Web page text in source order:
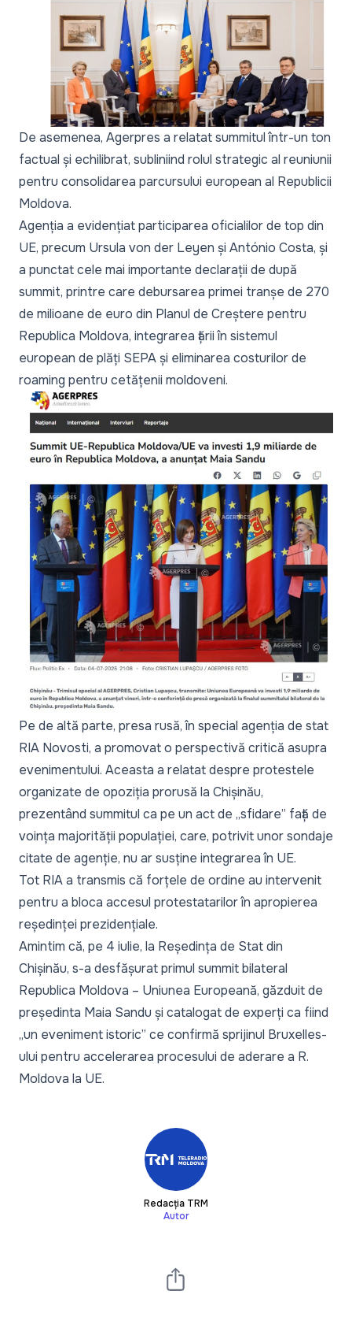
De asemenea, Agerpres a relatat summitul într-un ton
factual și echilibrat, subliniind rolul strategic al reuniunii
pentru consolidarea parcursului european al Republicii
Moldova.
Agenția a evidențiat participarea oficialilor de top din
UE, precum Ursula von der Leyen și António Costa, și
a punctat cele mai importante declarații de după
summit, printre care debursarea primei tranșe de 270
de milioane de euro din Planul de Creștere pentru
Republica Moldova, integrarea țării în sistemul
european de plăți SEPA și eliminarea costurilor de
roaming pentru cetățenii moldoveni.
Pe de altă parte, presa rusă, în special agenția de stat
RIA Novosti, a promovat o perspectivă critică asupra
evenimentului. Aceasta a relatat despre protestele
organizate de opoziția prorusă la Chișinău,
prezentând summitul ca pe un act de „sfidare” față de
voința majorității populației, care, potrivit unor sondaje
citate de agenție, nu ar susține integrarea în UE.
Tot RIA a transmis că forțele de ordine au intervenit
pentru a bloca accesul protestatarilor în apropierea
reședinței prezidențiale.
Amintim că, pe 4 iulie, la Reședința de Stat din
Chișinău, s-a desfășuratprimul summit bilateral
Republica Moldova – Uniunea Europeană, găzduit de
președinta Maia Sandu și catalogat de experți ca fiind
„un eveniment istoric” ce confirmă sprijinul Bruxelles-
ului pentru accelerarea procesului de aderare a R.
Moldova la UE.
Redacția TRM
Autor